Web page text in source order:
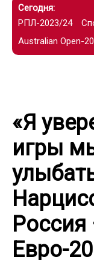
Сегодня:
РПЛ-2023/24
Australian Open-
«Я
игры
Евро-